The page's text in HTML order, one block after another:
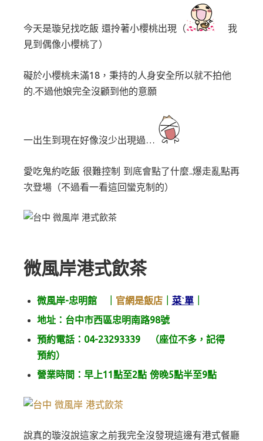
今天是璇兒找吃飯 還拎著小櫻桃出現（
我
見到偶像小櫻桃了）
礙於小櫻桃未滿18，秉持的人身安全所以就不拍他
的.不過他娘完全沒顧到他的意願
一出生到現在好像沒少出現過…
愛吃鬼約吃飯 很難控制 到底會點了什麼..爆走亂點再
次登場（不過看一看這回蠻克制的）
微風岸港式飲茶
微風岸-忠明館 ｜ 官網是飯店｜ 菜ˋ單｜
地址：台中市西區忠明南路98號
預約電話：04-23293339 （座位不多，記得
預約）
營業時間：早上11點至2點 傍晚5點半至9點
說真的璇沒說這家之前我完全沒發現這邊有港式餐廳